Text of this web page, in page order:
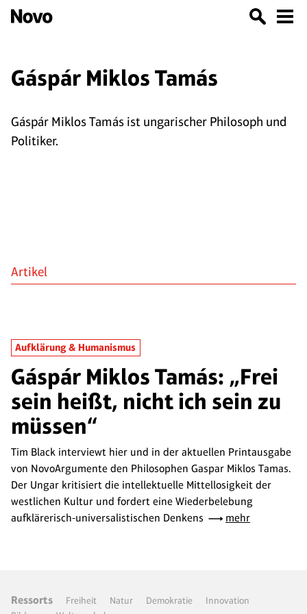
Gáspár Miklos Tamás
Gáspár Miklos Tamás ist ungarischer Philosoph und
Politiker.
Artikel
Aufklärung & Humanismus
Gáspár Miklos Tamás: „Frei
sein heißt, nicht ich sein zu
müssen“
Tim Black interviewt hier und in der aktuellen Printausgabe
von NovoArgumente den Philosophen Gaspar Miklos Tamas.
Der Ungar kritisiert die intellektuelle Mittellosigkeit der
westlichen Kultur und fordert eine Wiederbelebung
aufklärerisch-universalistischen Denkens
mehr
Ressorts Freiheit Natur Demokratie
Innovation